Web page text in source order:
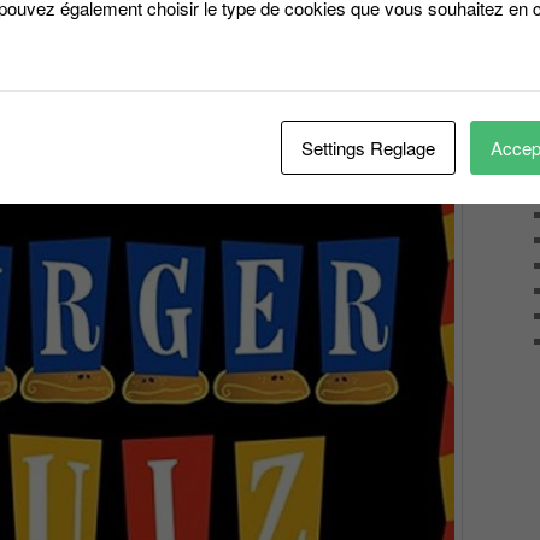
un remake de
‘Big Buzz Quiz’
17
également choisir le type de cookies que vous souhaitez en
Settings Reglage